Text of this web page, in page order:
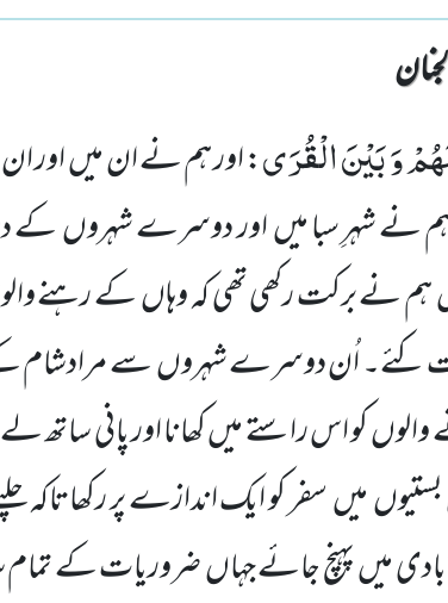
وَ بَیْنَ الْقُرَى: اور ہم نے ان میں اور
ہم نے شہرِ سبا میں اور دوسرے شہروں
ہم نے برکت رکھی تھی کہ وہاں کے رہنے
کئے۔ اُن دوسرے شہروں سے مرادشام
کو اس راستے میں کھانا اور پانی
بستیوں میں سفر کو ایک اندازے پر رکھاتاکہ
میں پہنچ جائے جہاں ضروریات کے تمام